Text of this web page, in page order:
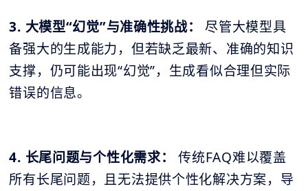
3. 大模型“幻觉”与准确性挑战：
尽管大模型具
备强大的生成能力，但若缺乏最新、准确的知识
支撑，仍可能出现“幻觉”，生成看似合理但实际
错误的信息。
4. 长尾问题与个性化需求：传统FAQ难以覆盖
所有长尾问题，且无法提供个性化解决方案，导